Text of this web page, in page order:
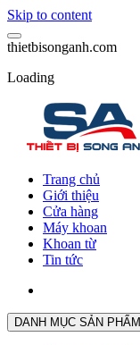
Skip to content
thietbisonganh.com
Loading
Trang chủ
Giới thiệu
Cửa hàng
Máy khoan
Khoan từ
Tin tức
DANH MỤC SẢN PHẨM